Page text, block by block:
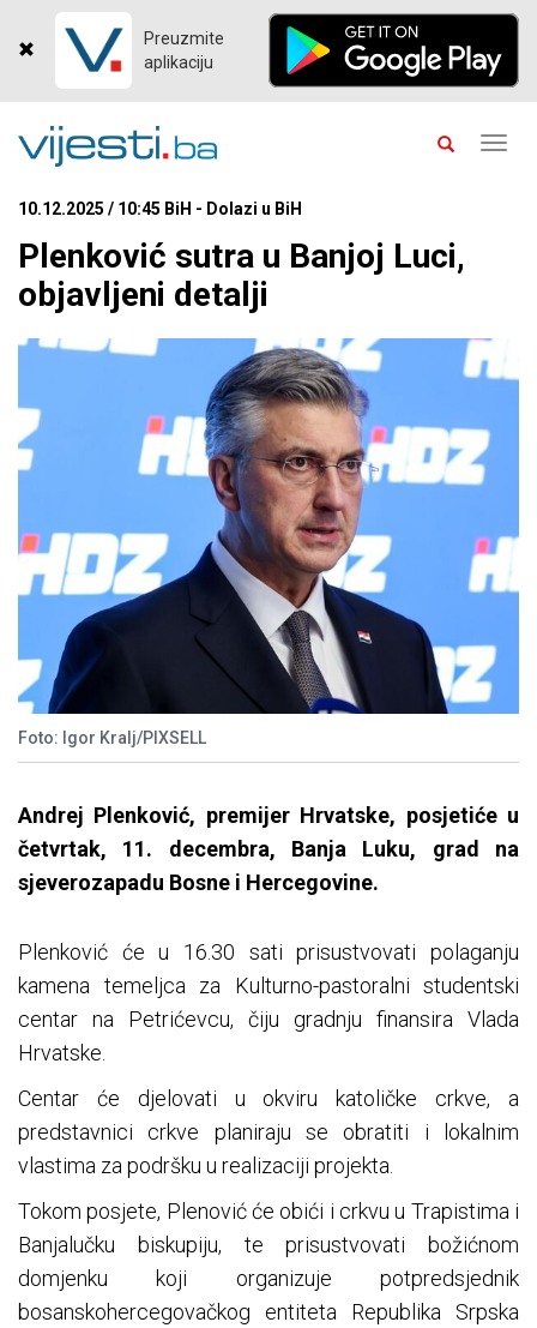
Preuzmite
aplikaciju
10.12.2025 / 10:45 BiH - Dolazi u BiH
Plenković sutra u Banjoj Luci,
objavljeni detalji
Foto: Igor Kralj/PIXSELL
Andrej Plenković, premijer Hrvatske, posjetiće u
četvrtak, 11. decembra, Banja Luku, grad na
sjeverozapadu Bosne i Hercegovine.
Plenković će u 16.30 sati prisustvovati polaganju
kamena temeljca za Kulturno-pastoralni studentski
centar na Petrićevcu, čiju gradnju finansira Vlada
Hrvatske.
Centar će djelovati u okviru katoličke crkve, a
predstavnici crkve planiraju se obratiti i lokalnim
vlastima za podršku u realizaciji projekta.
Tokom posjete, Plenović će obići i crkvu u Trapistima i
Banjalučku biskupiju, te prisustvovati božićnom
domjenku koji organizuje potpredsjednik
bosanskohercegovačkog entiteta Republika Srpska